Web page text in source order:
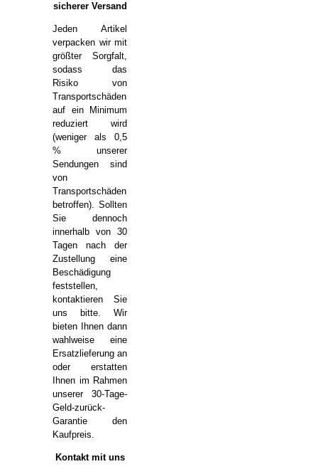
sicherer Versand
Jeden Artikel
verpacken wir mit
größter Sorgfalt,
sodass das
Risiko von
Transportschäden
auf ein Minimum
reduziert wird
(weniger als 0,5
% unserer
Sendungen sind
von
Transportschäden
betroffen). Sollten
Sie dennoch
innerhalb von 30
Tagen nach der
Zustellung eine
Beschädigung
feststellen,
kontaktieren Sie
uns bitte. Wir
bieten Ihnen dann
wahlweise eine
Ersatzlieferung an
oder erstatten
Ihnen im Rahmen
unserer 30-Tage-
Geld-zurück-
Garantie den
Kaufpreis.
Kontakt mit uns